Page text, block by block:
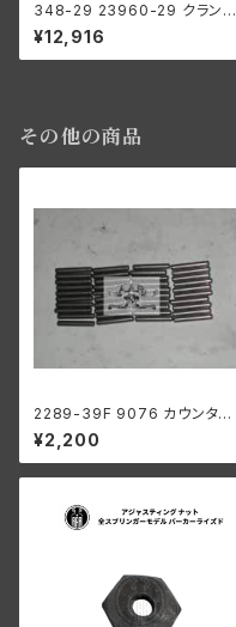
348-29 23960-29 クランク
ピン 3穴タイプ ハーレーダビッ
ドソン 1937-73年 RL DL WL
G
¥12,916
その他の商品
2289-39F 9076 カウンター
シャフト ロングローラー 1ギア
ボックス用 .0004オーバーサイ
ズ
¥2,200